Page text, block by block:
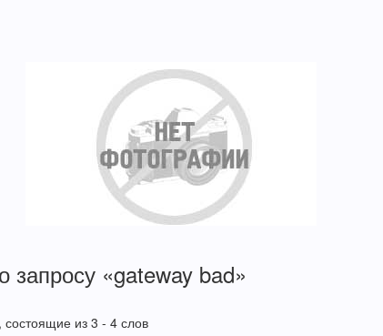
«gateway bad»
из 3 - 4 слов